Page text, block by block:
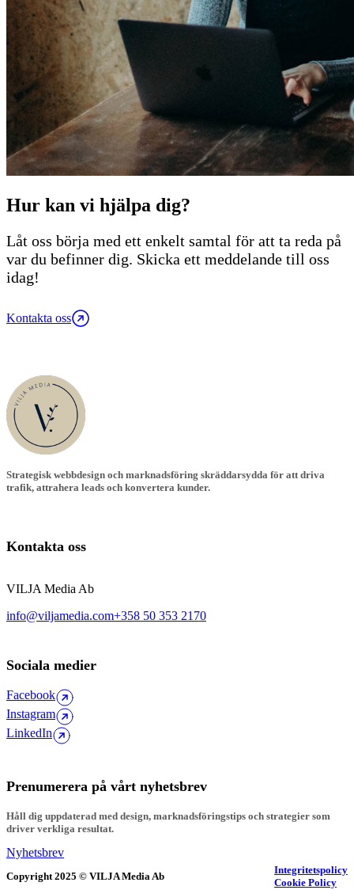
Hur kan vi hjälpa dig?
Låt oss börja med ett enkelt samtal för att ta reda på
var du befinner dig. Skicka ett meddelande till oss
idag!
Kontakta oss
Strategisk webbdesign och marknadsföring skräddarsydda för att driva
trafik, attrahera leads och konvertera kunder.
Kontakta oss
VILJA Media Ab
info@viljamedia.com+358 50 353 2170
Sociala medier
Facebook
Instagram
LinkedIn
Prenumerera på vårt nyhetsbrev
Håll dig uppdaterad med design, marknadsföringstips och strategier som
driver verkliga resultat.
Nyhetsbrev
Copyright2025 © VILJA Media Ab
Integritetspolicy
Cookie Policy